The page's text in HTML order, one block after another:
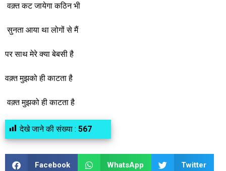
वक़्त कट जायेगा कठिन भी
सुनता आया था लोगों से मैं
पर साथ मेरे क्या बेबसी है
वक़्त मुझको ही काटता है
वक़्त मुझको ही काटता है
देखे जाने की संख्या : 567
Facebook WhatsApp Twitter